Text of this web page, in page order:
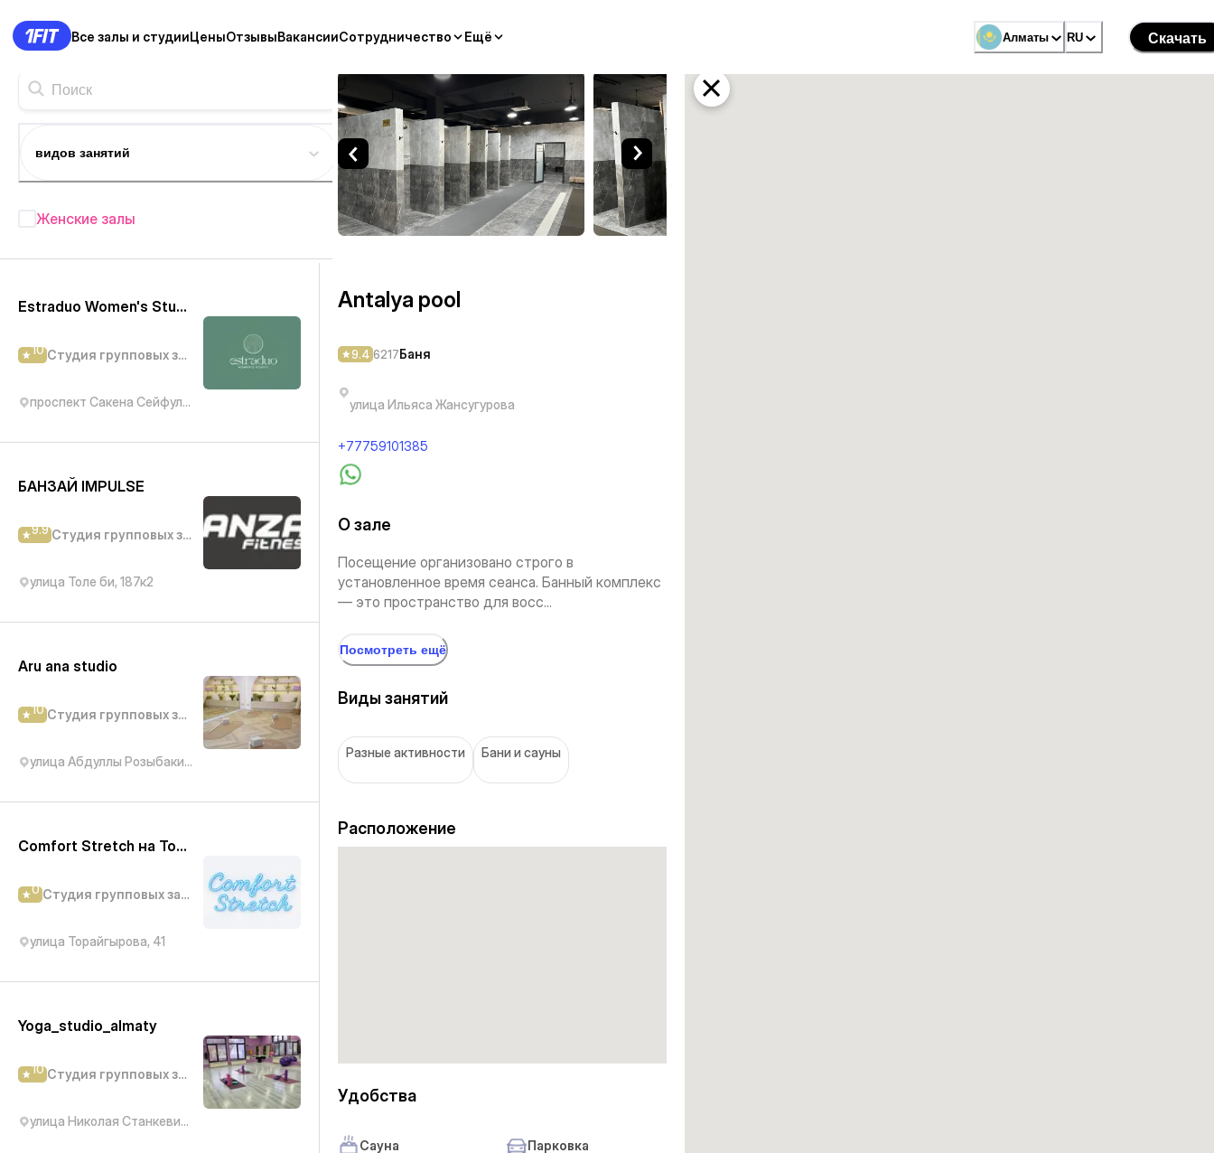
Все залы и студииЦеныОтзывыВакансииСотрудничество Ещё Алматы RU Скачать
видов занятий
Женские залы
Фитнес студии в Алматы
Estraduo Women's Studio
10 Студия групповых занятий
проспект Сакена Сейфуллина, 330
БАНЗАЙ IMPULSE
9.9 Студия групповых занятий
улица Толе би, 187к2
Aru ana studio
10 Студия групповых занятий
улица Абдуллы Розыбакиева, 320
Comfort Stretch на Торайгырова
0 Студия групповых занятий
улица Торайгырова, 41
Yoga_studio_almaty
10 Студия групповых занятий
улица Николая Станкевича, 43
Antalya pool — Баня Алматы
Antalya pool
9.4 6217Баня
улица Ильяса Жансугурова
+77759101385
О зале
Посещение организовано строго в
установленное время сеанса. Банный комплекс
— это пространство для восс...
Посмотреть ещё
Виды занятий
Разные активности Бани и сауны
Расположение
Удобства
Сауна Парковка